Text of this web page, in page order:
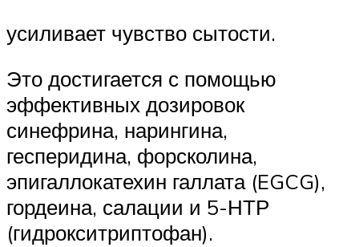
усиливает чувство сытости.
Это достигается с помощью
эффективных дозировок
синефрина, нарингина,
гесперидина, форсколина,
эпигаллокатехин галлата (EGCG),
гордеина, салации и 5-НТР
(гидрокситриптофан).